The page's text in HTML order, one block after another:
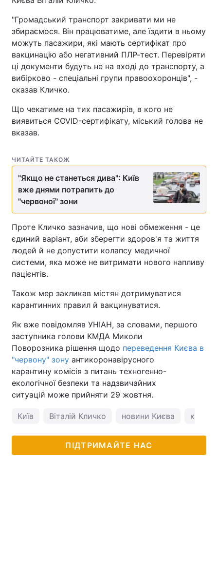
"Громадський транспорт закривати ми не
збираємося. Він працюватиме, але їздити в ньому
можуть пасажири, які мають сертифікат про
вакцинацію або негативний ПЛР-тест. Перевіряти
ці документи будуть не на вході до транспорту, а
вибірково - спеціальні групи правоохоронців", -
сказав Кличко.
Що чекатиме на тих пасажирів, в кого не
виявиться COVID-сертифікату, міський голова не
вказав.
ЧИТАЙТЕ ТАКОЖ
"Якщо не станеться дива": Київ
вже днями потрапить до
"червоної" зони
Проте Кличко зазначив, що нові обмеження - це
єдиний варіант, аби зберегти здоров'я та життя
людей й не допустити колапсу медичної
системи, яка може не витримати нового напливу
пацієнтів.
Також мер закликав містян дотримуватися
карантинних правил й вакцинуватися.
Як вже повідомляв УНІАН, за словами, першого
заступника голови КМДА Миколи
Поворозника рішення щодо переведення Києва в
"червону" зону антикоронавірусного
карантину комісія з питань техногенно-
екологічної безпеки та надзвичайних
ситуацій може прийняти 29 жовтня.
Київ Віталій Кличко новини Києва
ПІДТРИМАЙТЕ НАС